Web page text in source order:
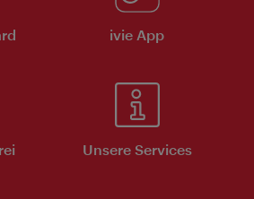
ivie App
Unsere Services